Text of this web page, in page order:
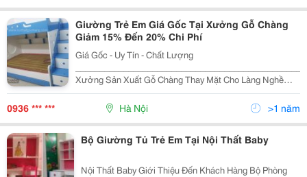
Giường Trẻ Em Giá Gốc Tại Xưởng Gỗ Chàng
Giảm 15% Đến 20% Chi Phí
Giá Gốc - Uy Tín - Chất Lượng
Xưởng Sản Xuất Gỗ Chàng Thay Mặt Cho Làng Nghề
Truyền Thống Gỗ Chàng Sơn Gửi Lời Chào Đến Tất Cả
Khách Hàng. Cảm Ơn Quý Khách Đã Quan Tâm Và Luôn
Đồng Hàn
0936 *** *** Hà Nội >1 năm
Bộ Giường Tủ Trẻ Em Tại Nội Thất Baby
Nội Thất Baby Giới Thiệu Đến Khách Hàng Bộ Phòng